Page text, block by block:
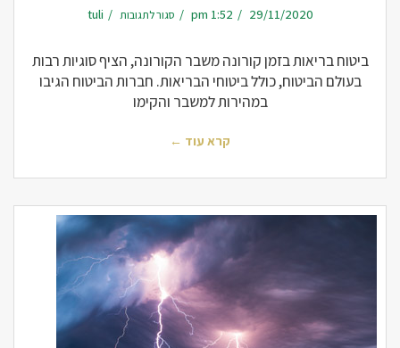
29/11/2020
1:52 pm סגור לתגובות על
ביטוחtuli
ביטוח בריאות בזמן קורונה משבר הקורונה, הציף סוגיות רבות
בעולם הביטוח, כולל ביטוחי הבריאות. חברות הביטוח הגיבו
במהירות למשבר והקימו
קרא עוד ←